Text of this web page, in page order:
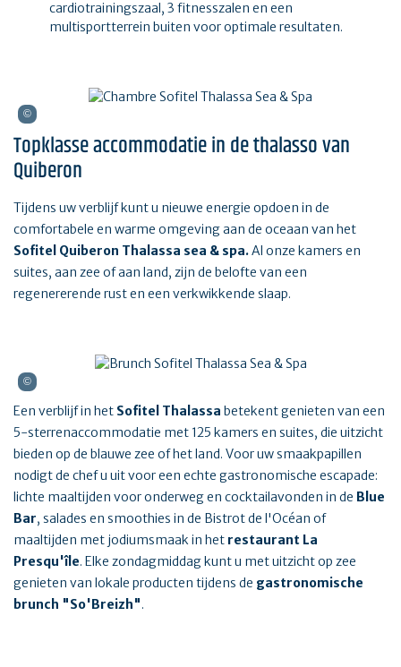
cardiotrainingszaal, 3 fitnesszalen en een
multisportterrein buiten voor optimale resultaten.
Topklasse accommodatie in de thalasso van
Quiberon
Tijdens uw verblijf kunt u nieuwe energie opdoen in de
comfortabele en warme omgeving aan de oceaan van het
Sofitel Quiberon Thalassa sea & spa.Al onze kamers en
suites, aan zee of aan land, zijn de belofte van een
regenererende rust en een verkwikkende slaap.
Een verblijf in het Sofitel Thalassa betekent genieten van een
5-sterrenaccommodatie met 125 kamers en suites, die uitzicht
bieden op de blauwe zee of het land. Voor uw smaakpapillen
nodigt de chef u uit voor een echte gastronomische escapade:
lichte maaltijden voor onderweg en cocktailavonden in de Blue
Bar, salades en smoothies in de Bistrot de l'Océan of
maaltijden met jodiumsmaak in het restaurant La
Presqu'île. Elke zondagmiddag kunt u met uitzicht op zee
genieten van lokale producten tijdens de gastronomische
brunch "So'Breizh".